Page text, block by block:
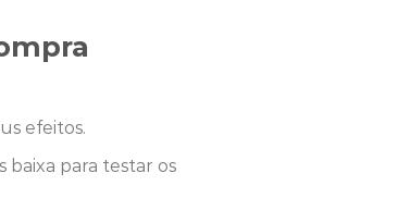
efeitos.
baixa para testar os